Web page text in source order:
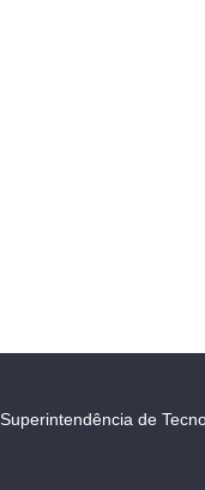
Superintendência de